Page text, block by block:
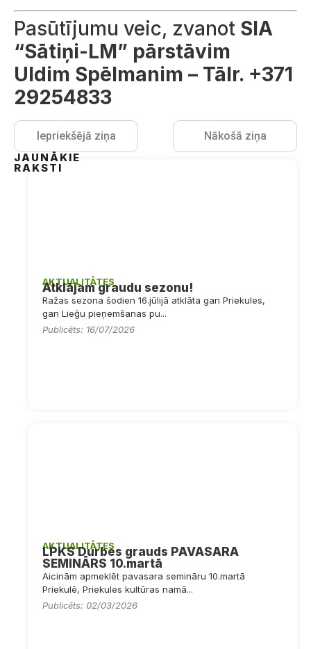
Pasūtījumu veic, zvanot SIA
“Sātiņi-LM” pārstāvim
Uldim Spēlmanim – Tālr. +371
29254833
Nākošā ziņa
Iepriekšējā ziņa
JAUNĀKIE
RAKSTI
AKTUALITĀTES
Atklājam graudu sezonu!
Ražas sezona šodien 16.jūlijā atklāta gan Priekules,
gan Lieģu pieņemšanas pu...
Publicēts: 16/07/2026
AKTUALITĀTES
LPKS Durbes grauds PAVASARA
SEMINĀRS 10.martā
Aicinām apmeklēt pavasara semināru 10.martā
Priekulē, Priekules kultūras namā...
Publicēts: 02/03/2026